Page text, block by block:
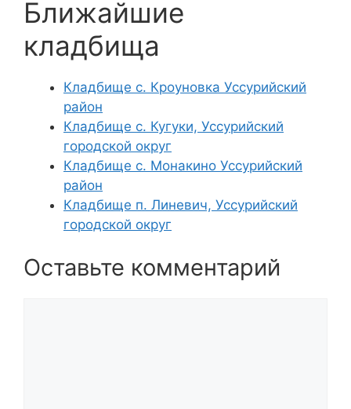
Ближайшие
кладбища
Кладбище с. Кроуновка Уссурийский
район
Кладбище с. Кугуки, Уссурийский
городской округ
Кладбище с. Монакино Уссурийский
район
Кладбище п. Линевич, Уссурийский
городской округ
Оставьте комментарий